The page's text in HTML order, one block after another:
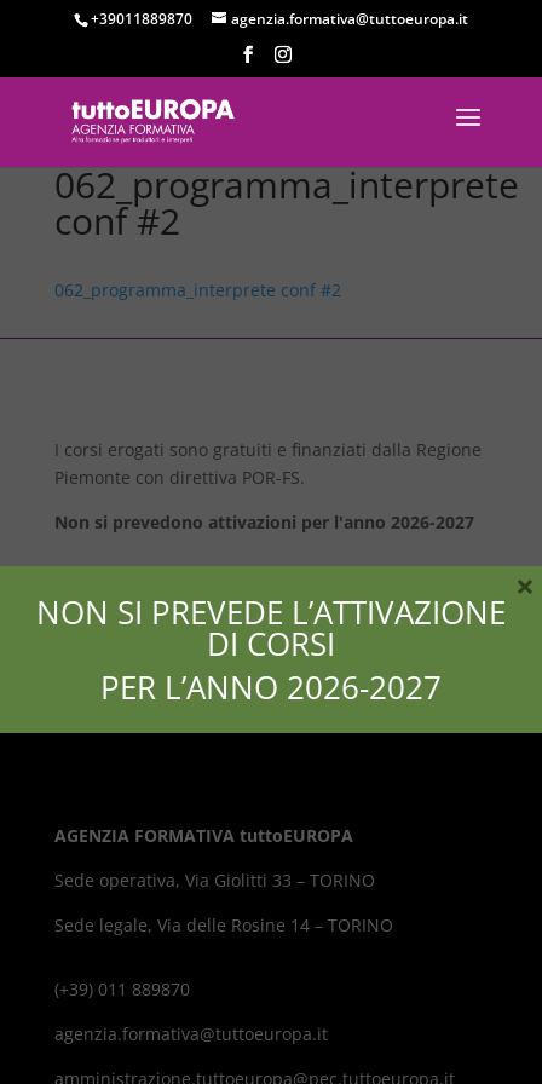
+39011889870 agenzia.formativa@tuttoeuropa.it
062_programma_interprete
conf #2
062_programma_interprete conf #2
I corsi erogati sono gratuiti e finanziati dalla Regione
Piemonte con direttiva POR-FS.
Non si prevedono attivazioni per l'anno 2026-2027
AGENZIA FORMATIVA tuttoEUROPA
Sede operativa, Via Giolitti 33 – TORINO
Sede legale, Via delle Rosine 14 – TORINO
(+39) 011 889870
agenzia.formativa@tuttoeuropa.it
amministrazione.tuttoeuropa@pec.tuttoeuropa.it
NON SI PREVEDE L’ATTIVAZIONE
DI CORSI
PER L’ANNO 2026-2027
×